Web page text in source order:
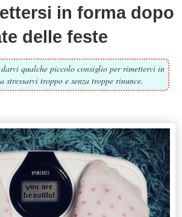
in forma dopo
delle feste
qualche piccolo consiglio per rimettervi in
stressarvi troppo e senza troppe rinunce.